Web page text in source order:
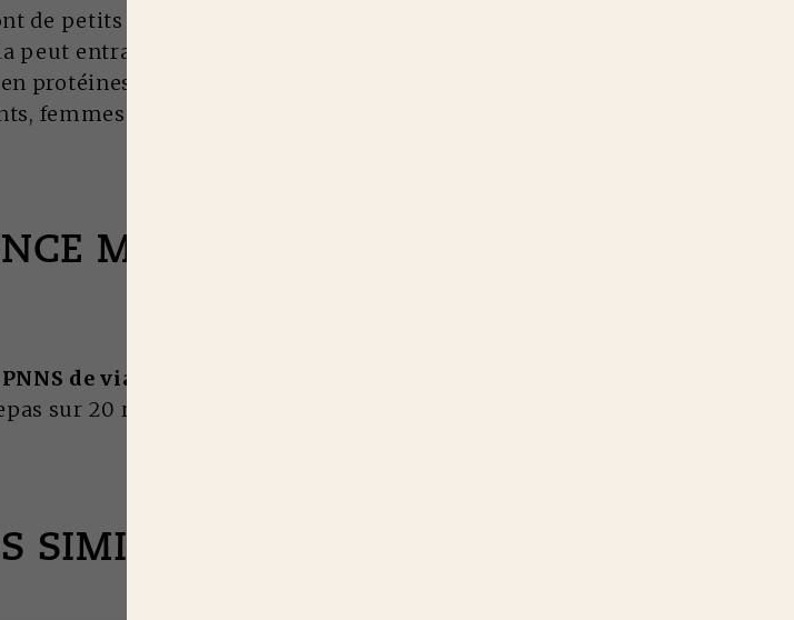
de petits consommateurs de viande
peut entraîner des
en protéines de bonne qualité, en vitamines
femmes et seniors qui sont sujets à des
MANGER DE LA
de viande fraîche
sur 20 repas consécutifs.
SIMILAIRES